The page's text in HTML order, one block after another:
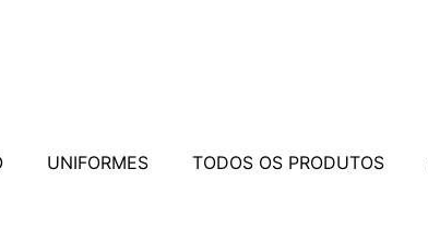
UNIFORMES TODOS OS PRODUTOS